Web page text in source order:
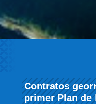
Contratos
primer Plan de